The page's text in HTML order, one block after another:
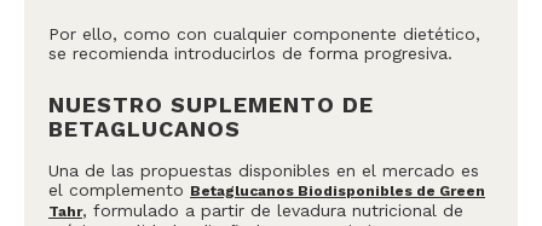
Por ello, como con cualquier componente dietético,
se recomienda introducirlos de forma progresiva.
NUESTRO SUPLEMENTO DE
BETAGLUCANOS
Una de las propuestas disponibles en el mercado es
el complemento Betaglucanos Biodisponibles de Green
Tahr, formulado a partir de levadura nutricional de